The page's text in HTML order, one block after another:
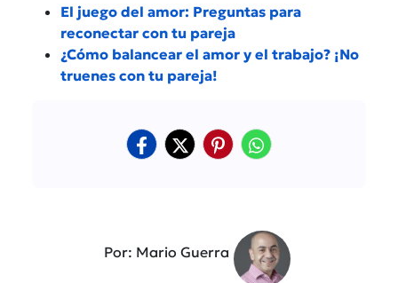
El juego del amor: Preguntas para
reconectar con tu pareja
¿Cómo balancear el amor y el trabajo? ¡No
truenes con tu pareja!
Por: Mario Guerra